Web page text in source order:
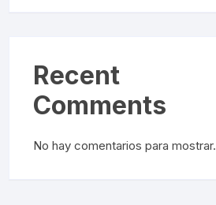
Recent
Comments
No hay comentarios para mostrar.